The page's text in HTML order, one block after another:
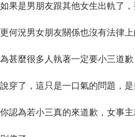
如果是男朋友跟其他女生出軌了
更何況男女朋友關係也沒有法律上
為甚麼很多人執著一定要小三道歉
說穿了，這只是一口氣的問題，是
你認為若小三真的來道歉，女事主